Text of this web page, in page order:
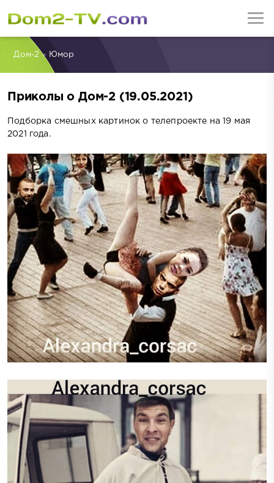
Дом-2» Юмор
Приколы о Дом-2 (19.05.2021)
Подборка смешных картинок о телепроекте на 19 мая
2021 года.